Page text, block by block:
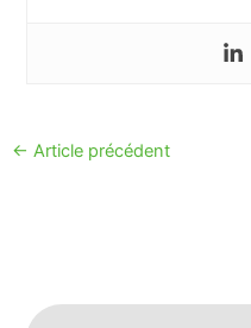
← Article précédent